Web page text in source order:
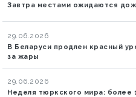
Завтра местами ожидаются
29.06.2026
В Беларуси продлен красный
за жары
29.06.2026
Неделя тюркского мира: более